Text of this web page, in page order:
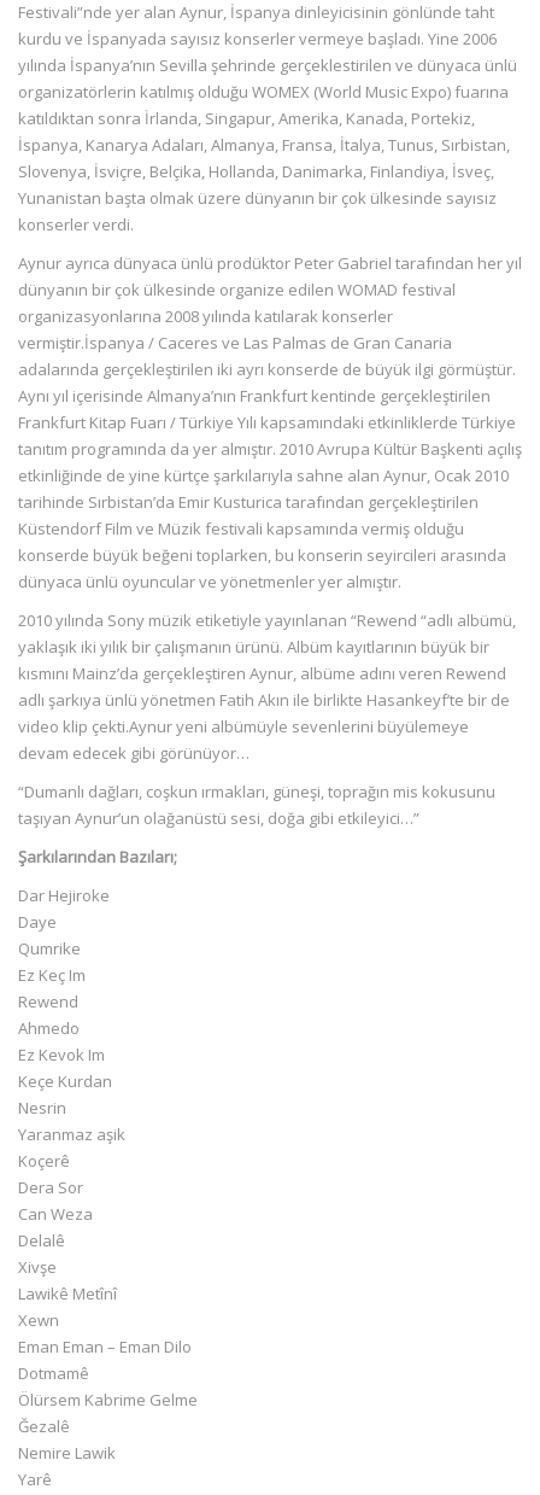
Festivali”nde yer alan Aynur, İspanya dinleyicisinin gönlünde taht
kurdu ve İspanyada sayısız konserler vermeye başladı. Yine 2006
yılında İspanya’nın Sevilla şehrinde gerçeklestirilen ve dünyaca ünlü
organizatörlerin katılmış olduğu WOMEX (World Music Expo) fuarına
katıldıktan sonra İrlanda, Singapur, Amerika, Kanada, Portekiz,
İspanya, Kanarya Adaları, Almanya, Fransa, İtalya, Tunus, Sırbistan,
Slovenya, İsviçre, Belçika, Hollanda, Danimarka, Finlandiya, İsveç,
Yunanistan başta olmak üzere dünyanın bir çok ülkesinde sayısız
konserler verdi.
Aynur ayrıca dünyaca ünlü prodüktor Peter Gabriel tarafından her yıl
dünyanın bir çok ülkesinde organize edilen WOMAD festival
organizasyonlarına 2008 yılında katılarak konserler
vermiştir.İspanya / Caceres ve Las Palmas de Gran Canaria
adalarında gerçekleştirilen iki ayrı konserde de büyük ilgi görmüştür.
Aynı yıl içerisinde Almanya’nın Frankfurt kentinde gerçekleştirilen
Frankfurt Kitap Fuarı / Türkiye Yılı kapsamındaki etkinliklerde Türkiye
tanıtım programında da yer almıştır. 2010 Avrupa Kültür Başkenti açılış
etkinliğinde de yine kürtçe şarkılarıyla sahne alan Aynur, Ocak 2010
tarihinde Sırbistan’da Emir Kusturica tarafından gerçekleştirilen
Küstendorf Film ve Müzik festivali kapsamında vermiş olduğu
konserde büyük beğeni toplarken, bu konserin seyircileri arasında
dünyaca ünlü oyuncular ve yönetmenler yer almıştır.
2010 yılında Sony müzik etiketiyle yayınlanan “Rewend “adlı albümü,
yaklaşık iki yılık bir çalışmanın ürünü. Albüm kayıtlarının büyük bir
kısmını Mainz’da gerçekleştiren Aynur, albüme adını veren Rewend
adlı şarkıya ünlü yönetmen Fatih Akın ile birlikte Hasankeyf’te bir de
video klip çekti.Aynur yeni albümüyle sevenlerini büyülemeye
devam edecek gibi görünüyor…
“Dumanlı dağları, coşkun ırmakları, güneşi, toprağın mis kokusunu
taşıyan Aynur’un olağanüstü sesi, doğa gibi etkileyici…”
Şarkılarından Bazıları;
Dar Hejiroke
Daye
Qumrike
Ez Keç Im
Rewend
Ahmedo
Ez Kevok Im
Keçe Kurdan
Nesrin
Yaranmaz aşik
Koçerê
Dera Sor
Can Weza
Delalê
Xivşe
Lawikê Metînî
Xewn
Eman Eman – Eman Dilo
Dotmamê
Ölürsem Kabrime Gelme
Ğezalê
Nemire Lawik
Yarê